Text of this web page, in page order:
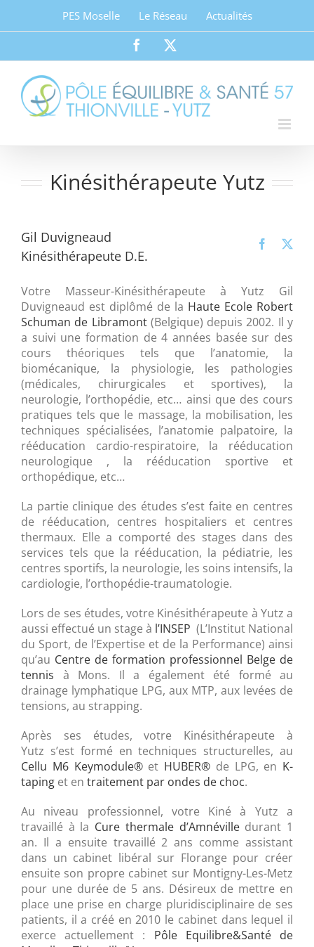
PES Moselle Le Réseau Actualités
Facebook
Kinésithérapeute Yutz
Gil Duvigneaud
Kinésithérapeute D.E.
Votre Masseur-Kinésithérapeute à Yutz Gil
Duvigneaud est diplômé de la Haute Ecole Robert
Schuman de Libramont(Belgique) depuis 2002. Il y
a suivi une formation de 4 années basée sur des
cours théoriques tels que l’anatomie, la
biomécanique, la physiologie, les pathologies
(médicales, chirurgicales et sportives), la
neurologie, l’orthopédie, etc… ainsi que des cours
pratiques tels que le massage, la mobilisation, les
techniques spécialisées, l’anatomie palpatoire, la
rééducation cardio-respiratoire, la rééducation
neurologique , la rééducation sportive et
orthopédique, etc…
La partie clinique des études s’est faite en centres
de rééducation, centres hospitaliers et centres
thermaux. Elle a comporté des stages dans des
services tels que la rééducation, la pédiatrie, les
centres sportifs, la neurologie, les soins intensifs, la
cardiologie, l’orthopédie-traumatologie.
Lors de ses études, votre Kinésithérapeute à Yutz a
aussi effectué un stage à l’INSEP (L’Institut National
du Sport, de l’Expertise et de la Performance) ainsi
qu’au Centre de formation professionnel Belge de
tennis à Mons. Il a également été formé au
drainage lymphatique LPG, aux MTP, aux levées de
tensions, au strapping.
Après ses études, votre Kinésithérapeute à
Yutz s’est formé en techniques structurelles, au
Cellu M6 Keymodule®et HUBER® de LPG, en K-
taping et en traitement par ondes de choc.
Au niveau professionnel, votre Kiné à Yutz a
travaillé à la Cure thermale d’Amnévilledurant 1
an. Il a ensuite travaillé 2 ans comme assistant
dans un cabinet libéral sur Florange pour créer
ensuite son propre cabinet sur Montigny-Les-Metz
pour une durée de 5 ans. Désireux de mettre en
place une prise en charge pluridisciplinaire de ses
patients, il a créé en 2010 le cabinet dans lequel il
exerce actuellement : Pôle Equilibre&Santé de